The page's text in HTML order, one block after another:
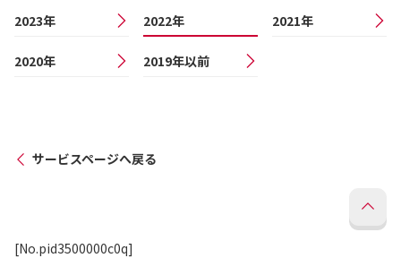
オフィシャルサイト
2023年 2022年 2021年
2020年 2019年以前
サービスページへ戻る
[No.pid3500000c0q]